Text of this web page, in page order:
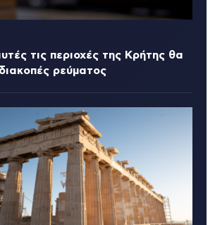
τις περιοχές της Κρήτης θα
ρεύματος